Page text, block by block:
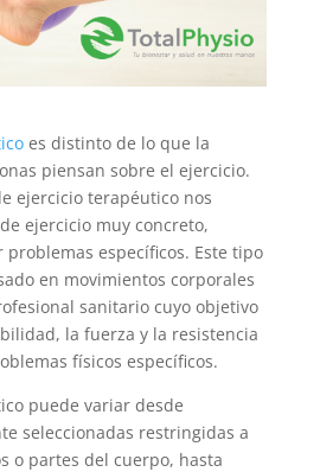
es distinto de lo que la
piensan sobre el ejercicio.
ejercicio terapéutico nos
ejercicio muy concreto,
específicos. Este tipo
en movimientos corporales
sanitario cuyo objetivo
la fuerza y ​​la resistencia
físicos específicos.
puede variar desde
seleccionadas restringidas a
o partes del cuerpo, hasta